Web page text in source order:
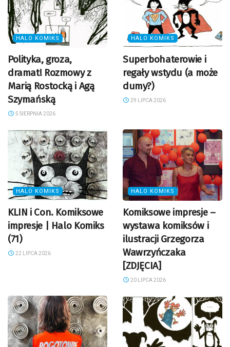
HALO KOMIKS
Polityka, groza,
dramat! Rozmowy z
Marią Rostocką i Agą
Szymańską
5 SIERPNIA 2026
HALO KOMIKS
Superbohaterowie i
regały wstydu (a może
dumy?)
29 LIPCA 2026
HALO KOMIKS
KLIN i Con. Komiksowe
impresje | Halo Komiks
(71)
22 LIPCA 2026
HALO KOMIKS
Komiksowe impresje –
wystawa komiksów i
ilustracji Grzegorza
Wawrzyńczaka
[ZDJĘCIA]
20 LIPCA 2026